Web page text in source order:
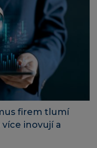
firem tlumí
inovují a